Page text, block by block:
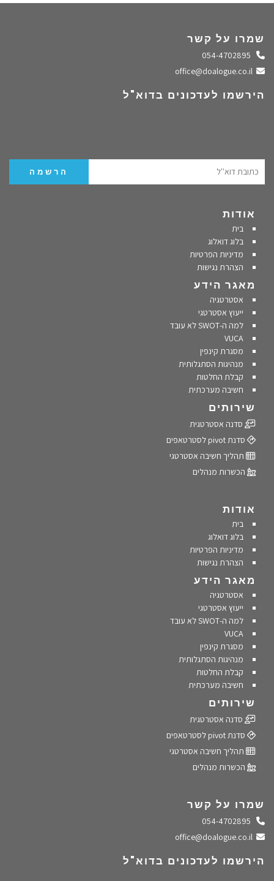
שמרו על קשר
התקשרו אלינו
שלחו מייל
הירשמו לעדכונים בדוא"ל
אודות
בית
בלוג דואלוג
מדיניות הפרטיות
הצהרת נגישות
מאגר הידע
אסטרטגיה
ייעוץ אסטרטגי
למה ה-SWOT לא עובד
VUCA
מסגרת קינפין
מנהיגות הסתגלותית
קבלת החלטות
חשיבה מערכתית
שירותים
סדנה אסטרטגית
סדנת pivot לסטרטאפים
תהליך חשיבה אסטרטגי
הכשרות מנהלים
אודות
בית
בלוג דואלוג
מדיניות הפרטיות
הצהרת נגישות
מאגר הידע
אסטרטגיה
ייעוץ אסטרטגי
למה ה-SWOT לא עובד
VUCA
מסגרת קינפין
מנהיגות הסתגלותית
קבלת החלטות
חשיבה מערכתית
שירותים
סדנה אסטרטגית
סדנת pivot לסטרטאפים
תהליך חשיבה אסטרטגי
הכשרות מנהלים
שמרו על קשר
התקשרו אלינו
שלחו מייל
הירשמו לעדכונים בדוא"ל